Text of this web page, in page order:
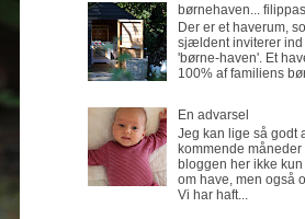
børnehaven...
Der er et haverum,
sjældent inviterer ind
'børne-haven'. Et
100% af familiens
En advarsel
Jeg kan lige så godt
kommende måneder
bloggen her ikke
om have, men også
Vi har haft...